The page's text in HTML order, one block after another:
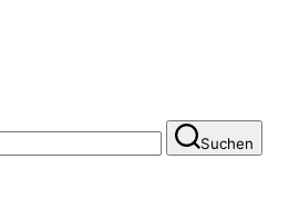
Suchen